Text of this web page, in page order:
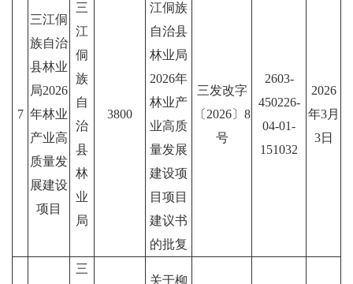
7
三江侗
族自治
县林业
局2026
年林业
产业高
质量发
展建设
项目
三
江
侗
族
自
治
县
林
业
局
3800
江侗族
自治县
林业局
2026年
林业产
业高质
量发展
建设项
目项目
建议书
的批复
三发改字
〔2026〕8
号
2603-
450226-
04-01-
151032
2026
年3月
3日
三
关于柳